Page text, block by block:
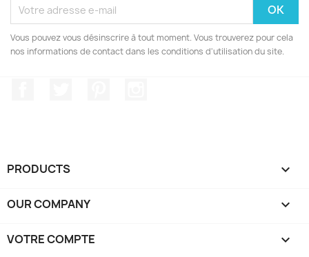
Vous pouvez vous désinscrire à tout moment. Vous trouverez pour cela
nos informations de contact dans les conditions d'utilisation du site.
PRODUCTS 
OUR COMPANY 
VOTRE COMPTE 